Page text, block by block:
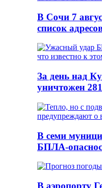
В Сочи 7
список
За день над
уничтожен
В семи
БПЛА-
В аэропорту